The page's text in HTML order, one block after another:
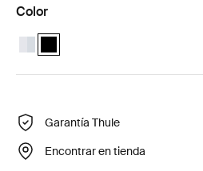
Color
Thule ProBar Evo 175 (69") Aluminio
Thule ProBar Evo 175 (69")
Garantía Thule
Encontrar en tienda